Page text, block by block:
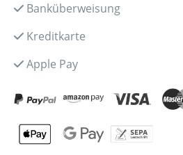
Banküberweisung
Kreditkarte
Apple Pay